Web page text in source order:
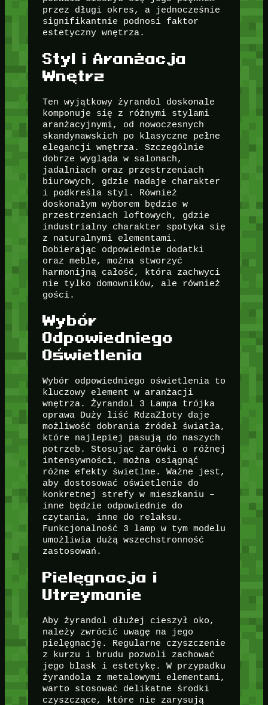
przez długi okres, a jednocześnie
signifikantnie podnosi faktor
estetyczny wnętrza.
Styl i Aranżacja
Wnętrz
Ten wyjątkowy żyrandol doskonale
komponuje się z różnymi stylami
aranżacyjnymi, od nowoczesnych
skandynawskich po klasyczne pełne
elegancji wnętrza. Szczególnie
dobrze wygląda w salonach,
jadalniach oraz przestrzeniach
biurowych, gdzie nadaje charakter
i podkreśla styl. Również
doskonałym wyborem będzie w
przestrzeniach loftowych, gdzie
industrialny charakter spotyka się
z naturalnymi elementami.
Dobierając odpowiednie dodatki
oraz meble, można stworzyć
harmonijną całość, która zachwyci
nie tylko domowników, ale również
gości.
Wybór
Odpowiedniego
Oświetlenia
Wybór odpowiedniego oświetlenia to
kluczowy element w aranżacji
wnętrza. Żyrandol 3 Lampa trójka
oprawa Duży liść RdzaZłoty daje
możliwość dobrania źródeł światła,
które najlepiej pasują do naszych
potrzeb. Stosując żarówki o różnej
intensywności, można osiągnąć
różne efekty świetlne. Ważne jest,
aby dostosować oświetlenie do
konkretnej strefy w mieszkaniu –
inne będzie odpowiednie do
czytania, inne do relaksu.
Funkcjonalność 3 lamp w tym modelu
umożliwia dużą wszechstronność
zastosowań.
Pielęgnacja i
Utrzymanie
Aby żyrandol dłużej cieszył oko,
należy zwrócić uwagę na jego
pielęgnację. Regularne czyszczenie
z kurzu i brudu pozwoli zachować
jego blask i estetykę. W przypadku
żyrandola z metalowymi elementami,
warto stosować delikatne środki
czyszczące, które nie zarysują